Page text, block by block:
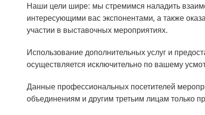
Наши цели шире: мы стремимся наладить
интересующими вас экспонентами, а также
участии в выставочных мероприятиях.
Использование дополнительных услуг и
осуществляется исключительно по вашему
Данные профессиональных посетителей
объединениям и другим третьим лицам только